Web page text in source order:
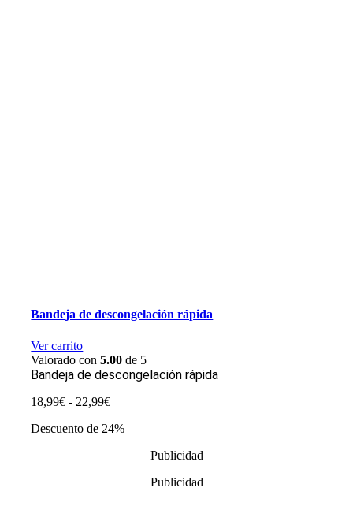
Bandeja de descongelación rápida
Ver carrito
Valorado con5.00 de 5
Bandeja de descongelación rápida
18,99€ - 22,99€Rango
precios:
Descuento de 24%
Publicidad
Publicidad